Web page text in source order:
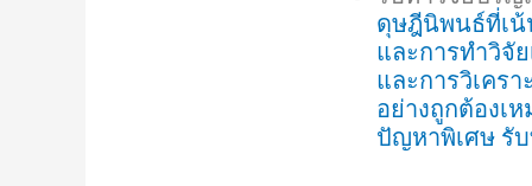
ดุษฎีนิพนธ์ที่เน้
และการทำวิจั
และการวิเคร
อย่างถูกต้องเ
ปัญหาพิเศษ รับ